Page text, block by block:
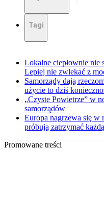
Tagi
Lokalne ciepłownie nie
Lepiej nie zwlekać z
Samorządy dają
użycie to dziś
„Czyste Powietrze” w
samorządów
Europa nagrzewa się w
próbują zatrzymać
Promowane treści